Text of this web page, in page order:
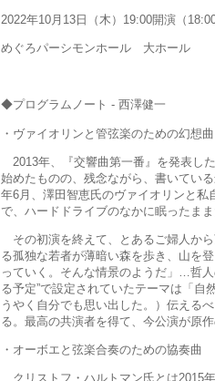
2022年10月13日（木）19:00開演（18:00
めぐろパーシモンホール 大ホール
◆プログラムノート - 西澤健一
・ヴァイオリンと管弦楽のための幻想曲
2013年、『交響曲第一番』を発表し
始めたものの、残念ながら、書いてい
年6月、澤田智恵氏のヴァイオリンと私
で、ハードドライブのなかに眠ったまま
その初演を終えて、とあるご婦人か
る孤独な若者が薄暗い森を歩き、山を
っていく。そんな情景のようだ」…哲
る予定”で設定されていたテーマは「自
うやく自分でも思い出した。）伝える
る。最高の共演者を得て、今公演が原作
・オーボエと弦楽合奏のための協奏曲
クリストフ・ハルトマン氏とは2015